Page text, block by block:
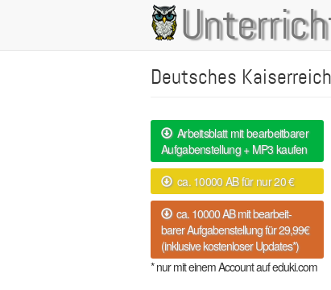
Main
navigation
Deutsches Kaiserreich
Arbeitsblatt mit bearbeitbarer
Aufgabenstellung + MP3 kaufen
ca. 10000 AB für nur 20 €
ca. 10000 AB mit bearbeit-
barer Aufgabenstellung für 29,99€
(inklusive kostenloser Updates*)
* nur mit einem Account auf eduki.com